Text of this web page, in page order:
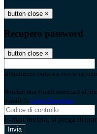
button close ×
Recupero password
button close ×
all'indirizzo indicato con le
Non hai una e-mail associata al
tramite la Login Spaggiari
E-mail inviata, si prega di